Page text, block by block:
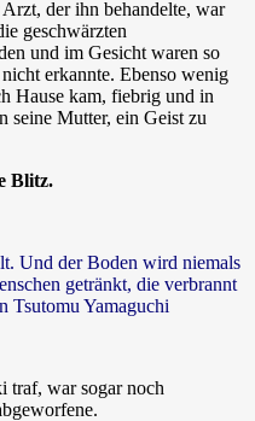
der ihn behandelte, war
geschwärzten
und im Gesicht waren so
erkannte. Ebenso wenig
Hause kam, fiebrig und in
seine Mutter, ein Geist zu
Blitz.
Und der Boden wird niemals
getränkt, die verbrannt
Yamaguchi
traf, war sogar noch